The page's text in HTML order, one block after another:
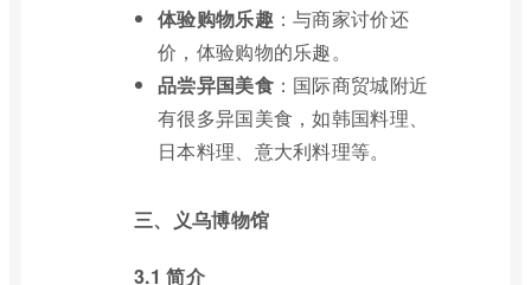
体验购物乐趣：与商家讨价还
价，体验购物的乐趣。
品尝异国美食：国际商贸城附近
有很多异国美食，如韩国料理、
日本料理、意大利料理等。
三、义乌博物馆
3.1 简介